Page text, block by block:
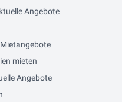
Angebote
mieten
Angebote